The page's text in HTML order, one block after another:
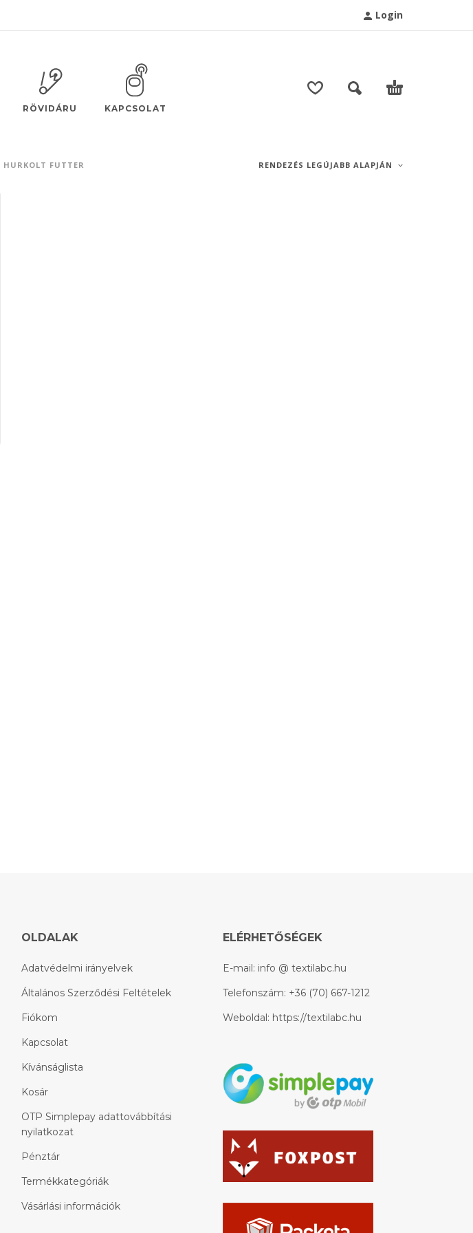
Login
RÖVIDÁRU KAPCSOLAT
HURKOLT FUTTER RENDEZÉS LEGÚJABB ALAPJÁN
OLDALAK
Adatvédelmi irányelvek
Általános Szerződési Feltételek
Fiókom
Kapcsolat
Kívánságlista
Kosár
OTP Simplepay adattovábbítási
nyilatkozat
Pénztár
Termékkategóriák
Vásárlási információk
ELÉRHETŐSÉGEK
E-mail: info @ textilabc.hu
Telefonszám: +36 (70) 667-1212
Weboldal: https://textilabc.hu